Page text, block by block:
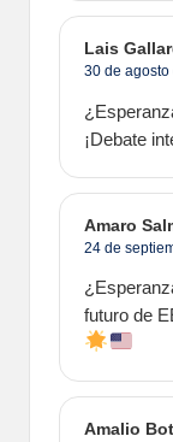
Lais
30 de agosto
¡Debate
Amaro
24 de
futuro de
Amalio